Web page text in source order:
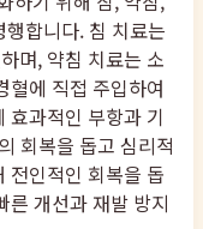
합니다. 침 치료는
며, 약침 치료는 소
혈에 직접 주입하여
효과적인 부항과 기
회복을 돕고 심리적
전인적인 회복을 돕
른 개선과 재발 방지